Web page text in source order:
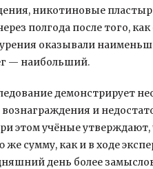
никотиновые
полгода после того,
оказывали
— наибольший.
демонстрирует
вознаграждения и
этом учёные
сумму, как и в ходе
день более